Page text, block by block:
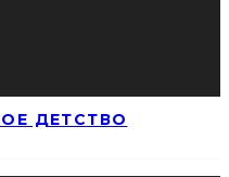
ДЕТСТВО